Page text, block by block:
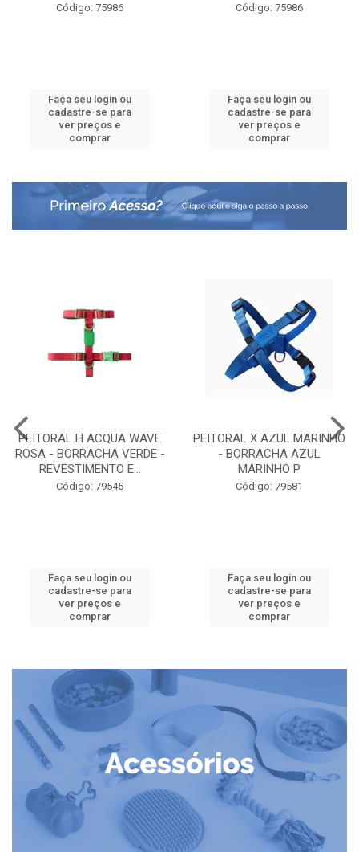
Código: 75986
Faça seu login ou
cadastre-se para
ver preços e
comprar
Código: 75986
Faça seu login ou
cadastre-se para
ver preços e
comprar
PEITORAL H ACQUA WAVE
ROSA - BORRACHA VERDE -
REVESTIMENTO E...
Código: 79545
Faça seu login ou
cadastre-se para
ver preços e
comprar
PEITORAL X AZUL MARINHO
- BORRACHA AZUL
MARINHO P
Código: 79581
Faça seu login ou
cadastre-se para
ver preços e
comprar